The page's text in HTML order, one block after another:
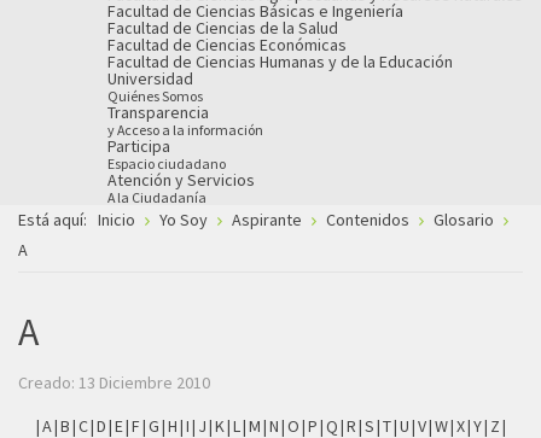
Facultad de Ciencias Básicas e Ingeniería
Facultad de Ciencias de la Salud
Facultad de Ciencias Económicas
Facultad de Ciencias Humanas y de la Educación
Universidad
Quiénes Somos
Transparencia
y Acceso a la información
Participa
Espacio ciudadano
Atención y Servicios
A la Ciudadanía
Está aquí: Inicio Yo Soy Aspirante Contenidos
Glosario
A
A
Creado: 13 Diciembre 2010
|A|B|C|D|E|F|G|H|I| J|K|L|M|N|O|P|Q|R|S|T|U|V|W|X|Y| Z|